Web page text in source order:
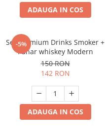
ADAUGA IN COS
-5%
Set premium Drinks Smoker +
Pahar whiskey Modern
150 RON
142 RON
ADAUGA IN COS